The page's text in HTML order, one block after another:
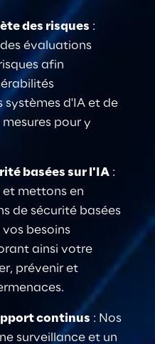
des risques :
évaluations
afin
systèmes d'IA et de
pour y
basées sur l'IA :
et mettons en
de sécurité basées
besoins
ainsi votre
prévenir et
.
continus : Nos
surveillance et un